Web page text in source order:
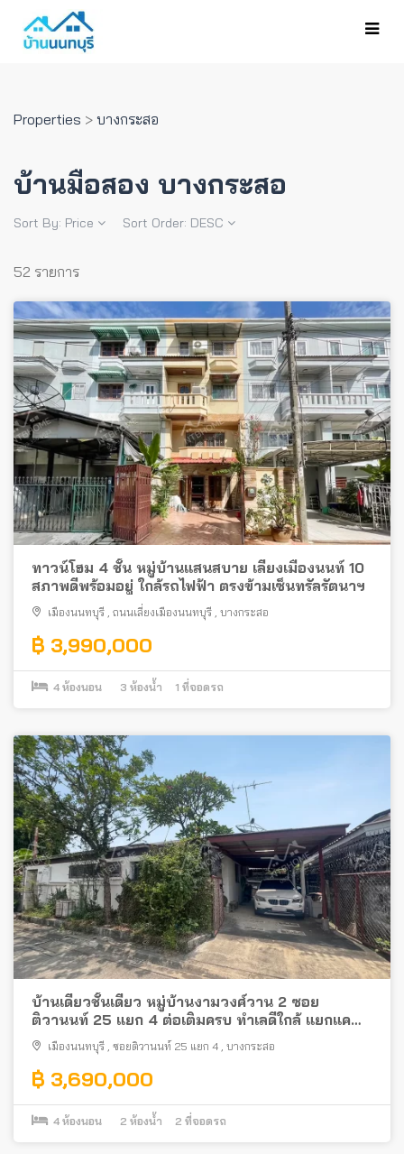
Properties > บางกระสอ
บ้านมือสอง บางกระสอ
Sort By: Price Sort Order: DESC
52 รายการ
ทาวน์โฮม 4 ชั้น หมู่บ้านแสนสบาย เลี่ยงเมืองนนท์ 10
สภาพดีพร้อมอยู่ ใกล้รถไฟฟ้า ตรงข้ามเซ็นทรัลรัตนาฯ
เมืองนนทบุรี ถนนเลี่ยงเมืองนนทบุรี บางกระสอ
฿ 3,990,000
4 ห้องนอน 3 ห้องน้ำ 1 ที่จอดรถ
บ้านเดี่ยวชั้นเดียว หมู่บ้านงามวงศ์วาน 2 ซอย
ติวานนท์ 25 แยก 4 ต่อเติมครบ ทำเลดีใกล้ แยกแค
รายเมืองนนทบุรี ซอยติวานนท์ 25 แยก 4 บางกระสอ
฿ 3,690,000
4 ห้องนอน 2 ห้องน้ำ 2 ที่จอดรถ